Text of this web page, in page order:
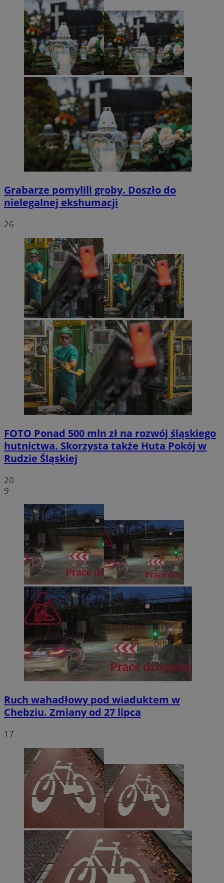
Grabarze pomylili groby. Doszło do
nielegalnej ekshumacji
26
FOTO Ponad 500 mln zł na rozwój śląskiego
hutnictwa. Skorzysta także Huta Pokój w
Rudzie Śląskiej
20
9
Ruch wahadłowy pod wiaduktem w
Chebziu. Zmiany od 27 lipca
17